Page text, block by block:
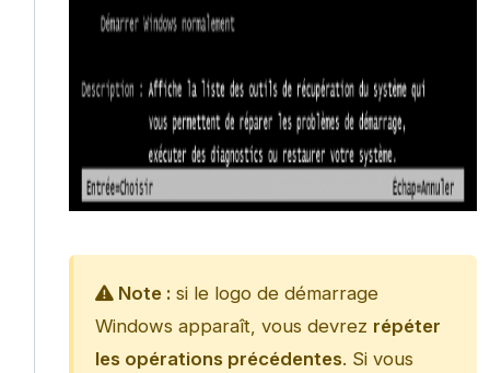
Note :si le logo de démarrage
Windows apparaît, vous devrez répéter
les opérations précédentes. Si vous